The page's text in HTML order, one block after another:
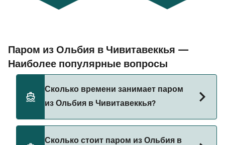
Паром из Ольбия в Чивитавеккья —
Наиболее популярные вопросы
Сколько времени занимает паром
из Ольбия в Чивитавеккья?
Сколько стоит паром из Ольбия в